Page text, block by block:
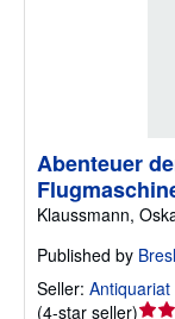
Abenteuer
Klaussmann,
Published by
Seller:
(4-star seller)